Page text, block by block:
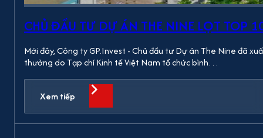
CHỦ ĐẦU TƯ DỰ ÁN THE NINE LỌT TOP
Mới đây, Công ty GP.Invest - Chủ đầu tư Dự án The Nine đã
thưởng do Tạp chí Kinh tế Việt Nam tổ chức bình…
Xem tiếp